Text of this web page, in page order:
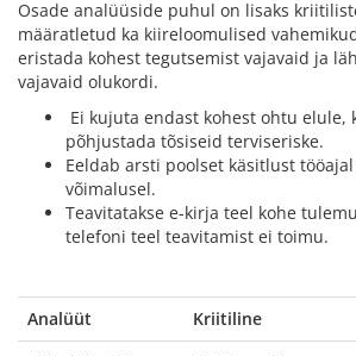
Osade analüüside puhul on lisaks
määratletud ka kiireloomulised
eristada kohest tegutsemist vajavaid ja
vajavaid olukordi.
Ei kujuta endast kohest ohtu elule,
põhjustada tõsiseid terviseriske.
Eeldab arsti poolset käsitlust
võimalusel.
Teavitatakse e-kirja teel kohe
telefoni teel teavitamist ei toimu.
Analüüt Kriitiline